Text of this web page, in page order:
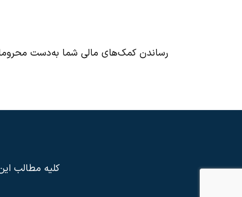
رساندن کمک‌های مالی شما به‌دست
کلیه مطالب